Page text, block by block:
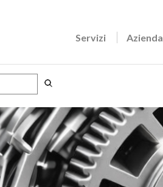
Servizi Azienda